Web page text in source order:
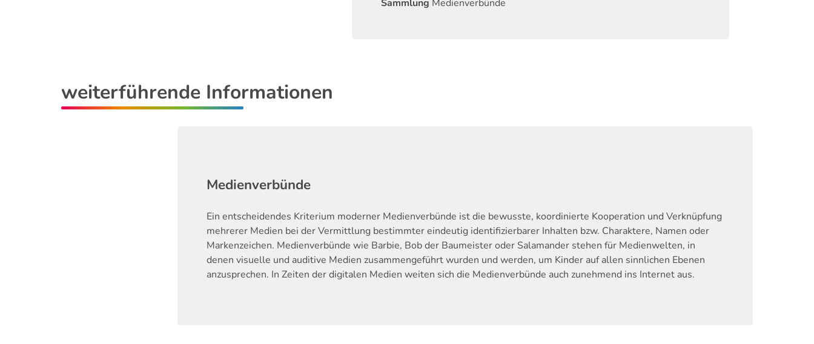
Sammlung Medienverbünde
weiterführende Informationen
Medienverbünde
Ein entscheidendes Kriterium moderner Medienverbünde ist die bewusste, koordinierte Kooperation und Verknüpfung
mehrerer Medien bei der Vermittlung bestimmter eindeutig identifizierbarer Inhalten bzw. Charaktere, Namen oder
Markenzeichen. Medienverbünde wie Barbie, Bob der Baumeister oder Salamander stehen für Medienwelten, in
denen visuelle und auditive Medien zusammengeführt wurden und werden, um Kinder auf allen sinnlichen Ebenen
anzusprechen. In Zeiten der digitalen Medien weiten sich die Medienverbünde auch zunehmend ins Internet aus.